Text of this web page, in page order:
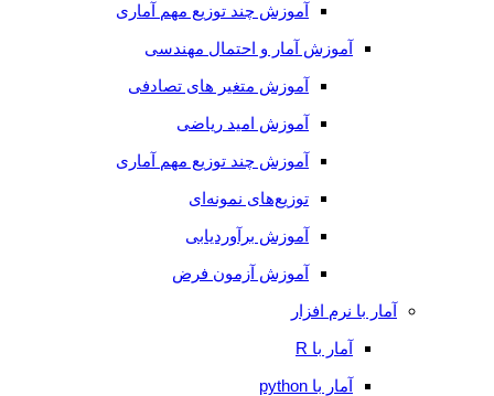
آموزش چند توزیع مهم آماری
آموزش آمار و احتمال مهندسی
آموزش متغیر های تصادفی
آموزش امید ریاضی
آموزش چند توزیع مهم آماری
توزیع‌های نمونه‌ای
آموزش برآوردیابی
آموزش آزمون فرض
آمار با نرم افزار
آمار با R
آمار با python